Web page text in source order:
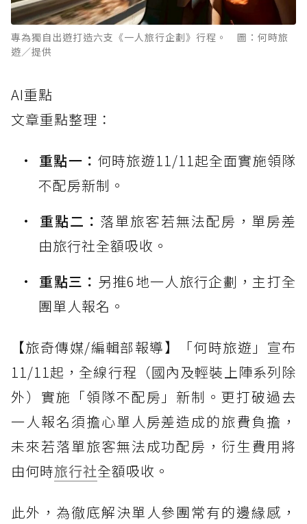
專為獨自出遊打造六支《一人旅行企劃》行程。 圖：何時旅
遊／提供
AI重點
文章重點整理：
重點一： 何時旅遊11/11起全面實施領隊
不配房新制。
重點二： 落單旅客若無法配房，單房差
由旅行社全額吸收。
重點三： 另推6地一人旅行企劃，主打全
團單人報名。
【旅奇傳媒/編輯部報導】「何時旅遊」宣布
11/11起，全線行程（國內及輕裝上陣系列除
外）實施「領隊不配房」新制。更打破過去
一人報名須擔心單人房差造成的旅費負擔，
未來若落單旅客無法成功配房，衍生費用將
由何時旅行社全額吸收。
此外，為徹底解決單人參團常有的邊緣感，